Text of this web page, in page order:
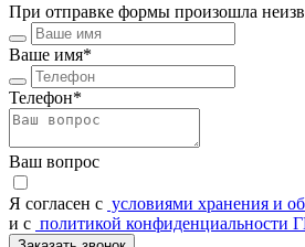
При отправке формы произошла
Ваше имя*
Телефон*
Ваш вопрос
Я согласен c условиями хранения и
и с политикой конфиденциальности